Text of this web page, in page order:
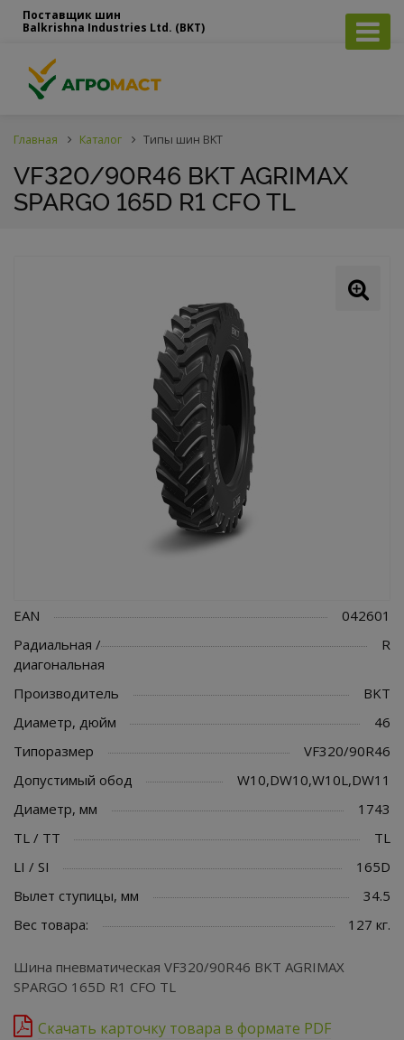
Поставщик шин
Balkrishna Industries Ltd. (BKT)
Главная Каталог Типы шин BKT
VF320/90R46 BKT AGRIMAX
SPARGO 165D R1 CFO TL
EAN
042601
Радиальная /
диагональная
R
Производитель
BKT
Диаметр, дюйм
46
Типоразмер
VF320/90R46
Допустимый обод
W10,DW10,W10L,DW11
Диаметр, мм
1743
TL / TT
TL
LI / SI
165D
Вылет ступицы, мм
34.5
Вес товара:
127 кг.
Шина пневматическая VF320/90R46 BKT AGRIMAX
SPARGO 165D R1 CFO TL
Скачать карточку товара в формате PDF